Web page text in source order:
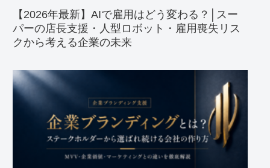
【2026年最新】AIで雇用はどう変わる？│スー
パーの店長支援・人型ロボット・雇用喪失リス
クから考える企業の未来